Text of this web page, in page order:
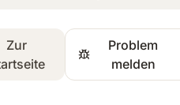
Zur
Problem
melden